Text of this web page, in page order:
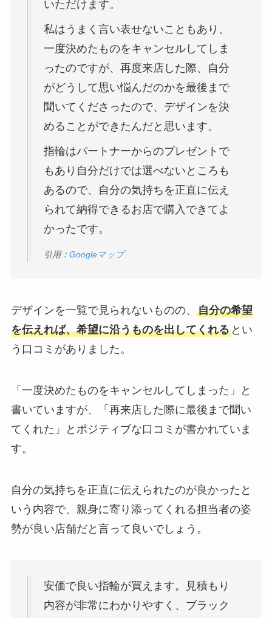
いただけます。
私はうまく言い表せないこともあり、
一度決めたものをキャンセルしてしま
ったのですが、再度来店した際、自分
がどうして思い悩んだのかを最後まで
聞いてくださったので、デザインを決
めることができたんだと思います。
指輪はパートナーからのプレゼントで
もあり自分だけでは選べないところも
あるので、自分の気持ちを正直に伝え
られて納得できるお店で購入できてよ
かったです。
引用： Googleマップ
デザインを一覧で見られないものの、 自分の希望
を伝えれば、希望に沿うものを出してくれるとい
う口コミがありました。
「一度決めたものをキャンセルしてしまった」と
書いていますが、「再来店した際に最後まで聞い
てくれた」とポジティブな口コミが書かれていま
す。
自分の気持ちを正直に伝えられたのが良かったと
いう内容で、親身に寄り添ってくれる担当者の姿
勢が良い店舗だと言って良いでしょう。
安価で良い指輪が買えます。見積もり
内容が非常にわかりやすく、ブラック